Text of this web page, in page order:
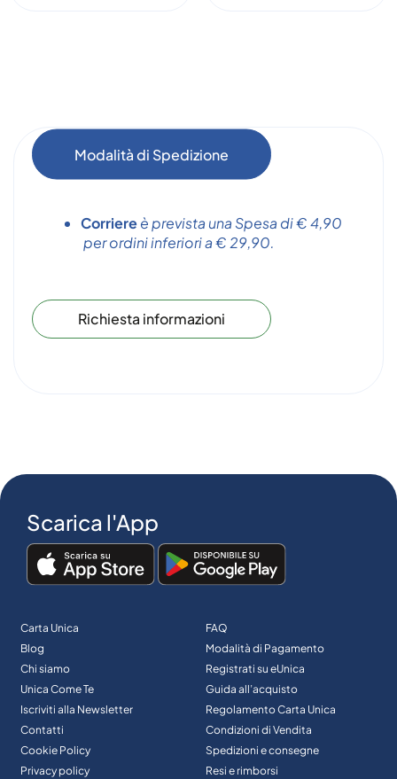
Modalità di Spedizione
Corriereè prevista una Spesa di € 4,90
per ordini inferiori a € 29,90.
Richiesta informazioni
Scarica l'App
Carta Unica
Blog
Chi siamo
Unica Come Te
Iscriviti alla Newsletter
Contatti
Cookie Policy
Privacy policy
FAQ
Modalità di Pagamento
Registrati su eUnica
Guida all’acquisto
Regolamento Carta Unica
Condizioni di Vendita
Spedizioni e consegne
Resi e rimborsi